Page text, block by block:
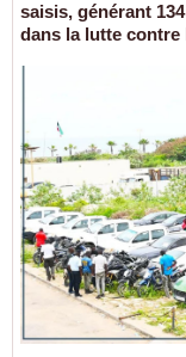
saisis, générant
dans la lutte